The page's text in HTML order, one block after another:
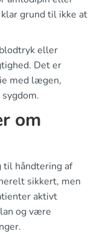
grund til ikke at
eller
Det er
med lægen,
om
til håndtering af
sikkert, men
aktivt
og være